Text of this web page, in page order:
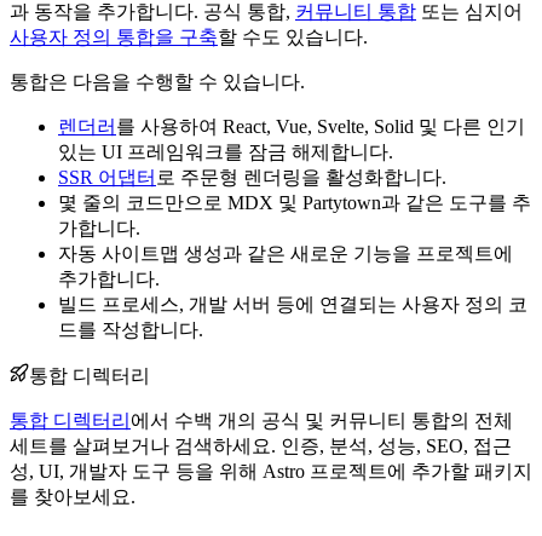
과 동작을 추가합니다. 공식 통합, 커뮤니티 통합 또는 심지어
사용자 정의 통합을 구축할 수도 있습니다.
통합은 다음을 수행할 수 있습니다.
렌더러 를 사용하여 React, Vue, Svelte, Solid 및 다른 인기
있는 UI 프레임워크를 잠금 해제합니다.
SSR 어댑터 로 주문형 렌더링을 활성화합니다.
몇 줄의 코드만으로 MDX 및 Partytown과 같은 도구를 추
가합니다.
자동 사이트맵 생성과 같은 새로운 기능을 프로젝트에
추가합니다.
빌드 프로세스, 개발 서버 등에 연결되는 사용자 정의 코
드를 작성합니다.
통합 디렉터리
통합 디렉터리 에서 수백 개의 공식 및 커뮤니티 통합의 전체
세트를 살펴보거나 검색하세요. 인증, 분석, 성능, SEO, 접근
성, UI, 개발자 도구 등을 위해 Astro 프로젝트에 추가할 패키지
를 찾아보세요.